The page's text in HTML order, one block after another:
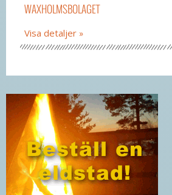
WAXHOLMSBOLAGET
Visa detaljer